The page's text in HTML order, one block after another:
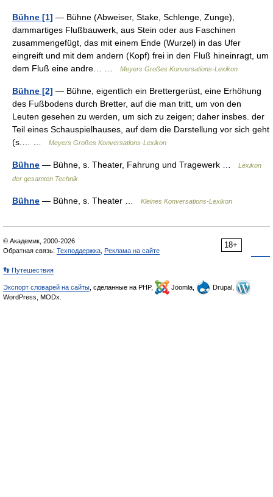
Bühne [1] — Bühne (Abweiser, Stake, Schlenge, Zunge),
dammartiges Flußbauwerk, aus Stein oder aus Faschinen
zusammengefügt, das mit einem Ende (Wurzel) in das Ufer
eingreift und mit dem andern (Kopf) frei in den Fluß hineinragt, um
dem Fluß eine andre… …
Meyers Großes Konversations-Lexikon
Bühne [2] — Bühne, eigentlich ein Brettergerüst, eine Erhöhung
des Fußbodens durch Bretter, auf die man tritt, um von den
Leuten gesehen zu werden, um sich zu zeigen; daher insbes. der
Teil eines Schauspielhauses, auf dem die Darstellung vor sich geht
(s.… …
Meyers Großes Konversations-Lexikon
Bühne — Bühne, s. Theater, Fahrung und Tragewerk …
Lexikon
der gesamten Technik
Bühne — Bühne, s. Theater … Kleines Konversations-Lexikon
18+
© Академик, 2000-2026
Обратная связь: Техподдержка Реклама на сайте
👣 Путешествия
Экспорт словарей на сайты , сделанные на PHP, Joomla,
Drupal,
WordPress, MODx.